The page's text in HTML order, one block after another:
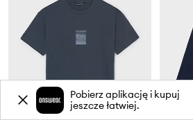
Pobierz aplikację i kupuj
jeszcze łatwiej.